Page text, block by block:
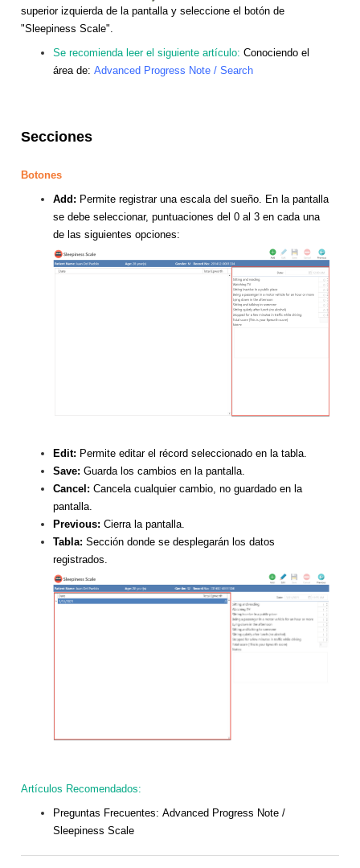
superior izquierda de la pantalla y seleccione el botón de
"Sleepiness Scale".
Se recomienda leer el siguiente artículo: Conociendo el
área de: Advanced Progress Note / Search
Secciones
Botones
Add: Permite registrar una escala del sueño. En la pantalla
se debe seleccionar, puntuaciones del 0 al 3 en cada una
de las siguientes opciones:
Edit: Permite editar el récord seleccionado en la tabla.
Save: Guarda los cambios en la pantalla.
Cancel: Cancela cualquier cambio, no guardado en la
pantalla.
Previous: Cierra la pantalla.
Tabla: Sección donde se desplegarán los datos
registrados.
Artículos Recomendados:
Preguntas Frecuentes: Advanced Progress Note /
Sleepiness Scale